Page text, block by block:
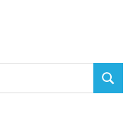
ZOEKEN